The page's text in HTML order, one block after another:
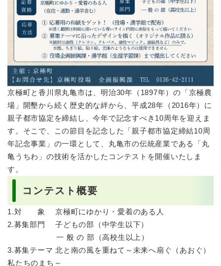
京極町と香川県丸亀市は、明治30年（1897年）の「京極農
場」開墾から続く歴史的な絆から、平成28年（2016年）に
親子都市協定を締結し、今年で記念すべき10周年を迎えま
す。そこで、この節目を記念した「親子都市協定締結10周
年記念事業」の一環として、丸亀市の伝統産業である「丸
亀うちわ」の技術を活かしたコンテストを開催いたしま
す。
コンテスト概要
1.対 象 京極町にゆかり・愛着のある人
2.募集部門 子どもの部（中学生以下）
一 般 の 部（高校生以上）
3.募集テーマ 北と南の風を重ねて～未来へ扇ぐ（あおぐ）
私たちのまち～